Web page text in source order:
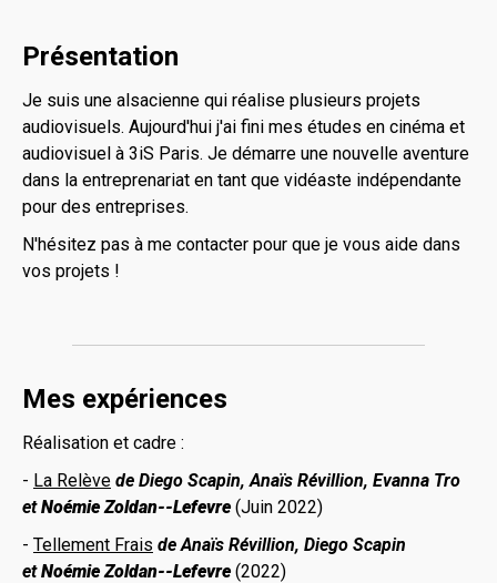
Présentation
Je suis une alsacienne qui réalise plusieurs projets
audiovisuels. Aujourd'hui j'ai fini mes études en cinéma et
audiovisuel à 3iS Paris. Je démarre une nouvelle aventure
dans la entreprenariat en tant que vidéaste indépendante
pour des entreprises.
N'hésitez pas à me contacter pour que je vous aide dans
vos projets !
Mes expériences
Réalisation et cadre :
- La Relève de Diego Scapin, Anaïs Révillion, Evanna Tro
etNoémie Zoldan--Lefevre(Juin 2022)
- Tellement Frais de Anaïs Révillion, Diego Scapin
etNoémie Zoldan--Lefevre(2022)